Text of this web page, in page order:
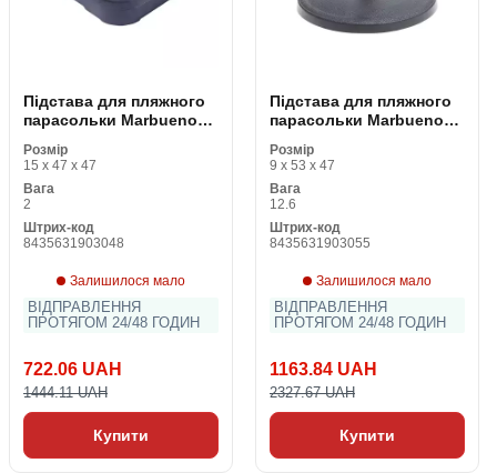
Підстава для пляжного
парасольки Marbueno
x 45 cm
Розмір
15 x 47 x 47
Вага
2
Штрих-код
8435631903048
Залишилося мало
ВІДПРАВЛЕННЯ
ПРОТЯГОМ 24/48 ГОДИН
722.06 UAH
1444.11 UAH
Купити
Підстава для пляжного
парасольки Marbueno
44 cm
Розмір
9 x 53 x 47
Вага
12.6
Штрих-код
8435631903055
Залишилося мало
ВІДПРАВЛЕННЯ
ПРОТЯГОМ 24/48 ГОДИН
1163.84 UAH
2327.67 UAH
Купити